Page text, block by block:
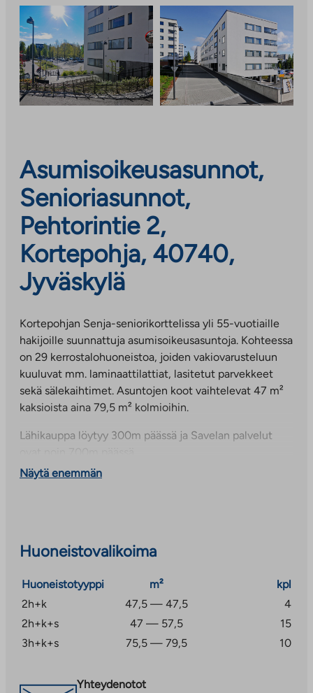
Asumisoikeusasunnot,
Senioriasunnot,
Pehtorintie 2,
Kortepohja, 40740,
Jyväskylä
Kortepohjan Senja-seniorikorttelissa yli 55-vuotiaille
hakijoille suunnattuja asumisoikeusasuntoja. Kohteessa
on 29 kerrostalohuoneistoa, joiden vakiovarusteluun
kuuluvat mm. laminaattilattiat, lasitetut parvekkeet
sekä sälekaihtimet. Asuntojen koot vaihtelevat 47 m²
kaksioista aina 79,5 m² kolmioihin.
Lähikauppa löytyy 300m päässä ja Savelan palvelut
Kohteessa on kiinteistölaajakaista, jonka perusnopeus
Näytä enemmän
Huoneistovalikoima
Huoneistotyyppi m²
kpl
2h+k
47,5 — 47,5
4
2h+k+s
47 — 57,5
15
3h+k+s
75,5 — 79,5 10
Yhteydenotot